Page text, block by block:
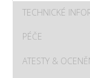
TECHNICKÉ
PÉČE
ATESTY &